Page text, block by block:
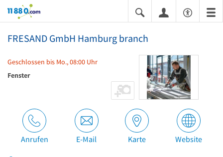
11880.com
FRESAND GmbH Hamburg branch
Geschlossen bis Mo., 08:00 Uhr
Fenster
Anrufen E-Mail Karte Website